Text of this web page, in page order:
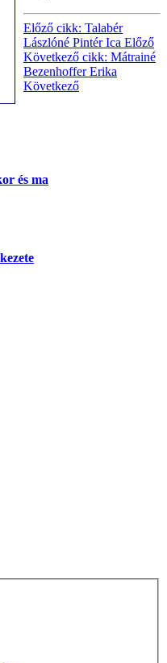
Előző cikk: Talabér
Lászlóné Pintér Ica Előző
Következő cikk: Mátrainé
Bezenhoffer Erika
Következő
és ma